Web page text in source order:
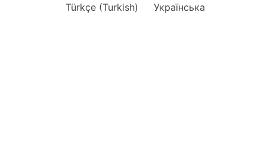
Türkçe (Turkish) Українська